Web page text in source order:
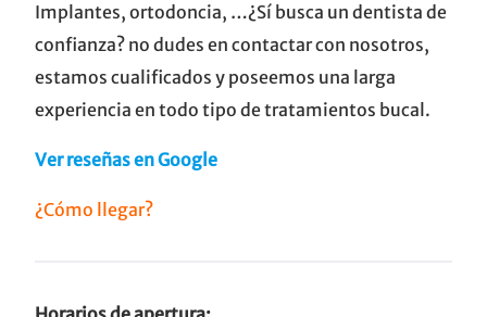
Implantes, ortodoncia, …¿Sí busca un dentista de
confianza? no dudes en contactar con nosotros,
estamos cualificados y poseemos una larga
experiencia en todo tipo de tratamientos bucal.
Ver reseñas en Google
¿Cómo llegar?